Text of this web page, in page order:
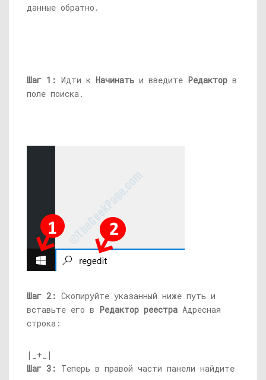
данные обратно.
Шаг 1: Идти к Начинать и введите Редактор в
поле поиска.
Шаг 2: Скопируйте указанный ниже путь и
вставьте его в Редактор реестра Адресная
строка:
|_+_|
Шаг 3: Теперь в правой части панели найдите